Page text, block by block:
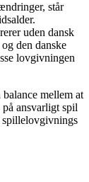
står
uden dansk
den danske
lovgivningen
mellem at
ansvarligt spil